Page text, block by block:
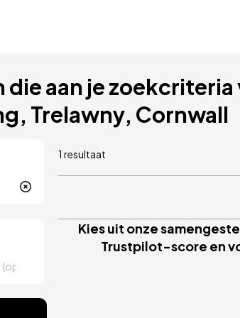
die aan je
Trelawny, Cornwall
1 resultaat
Kies uit onze
Trustpilot-score en